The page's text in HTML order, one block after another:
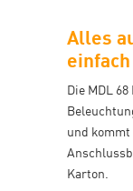
Alles
Die MDL
und
Karton.